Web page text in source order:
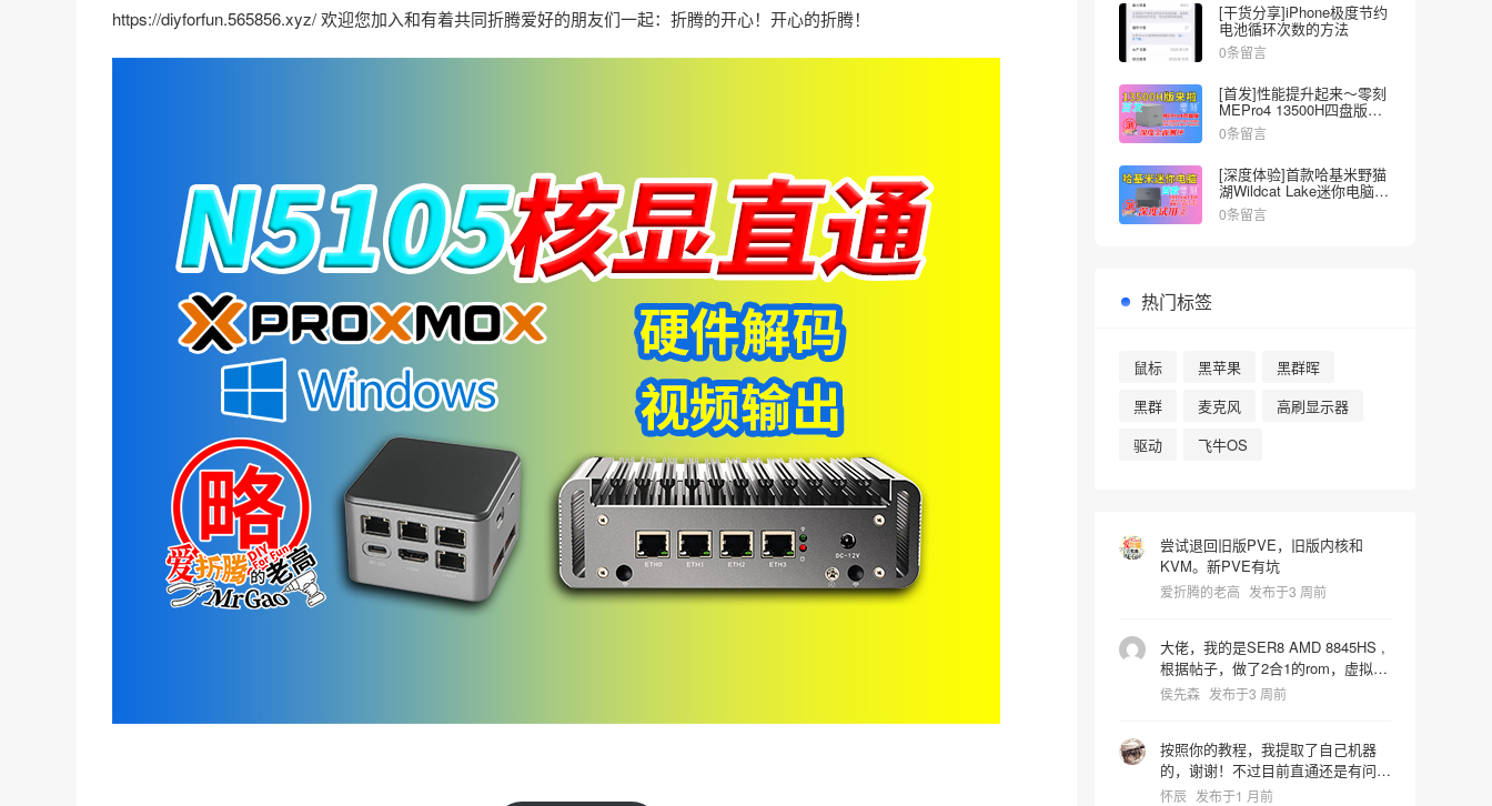
https://diyforfun.565856.xyz/ 欢迎您加入和有着共同折腾爱好的朋友们一起：折腾的开心！开心的折腾！
[干货分享]iPhone极度节约
电池循环次数的方法
0条留言
[首发]性能提升起来～零刻
MEPro4 13500H四盘版
NAS深度全面测试
0条留言
[深度体验]首款哈基米野猫
湖Wildcat Lake迷你电脑来
啦～零刻EQI Core3-304
0条留言
热门标签
鼠标 黑苹果
黑群晖
黑群
麦克风
高刷显示器
驱动
飞牛OS
尝试退回旧版PVE，旧版内核和
KVM。新PVE有坑
爱折腾的老高 发布于3 周前
大佬，我的是SER8 AMD 8845HS ,
根据帖子，做了2合1的rom，虚拟机
启动识别镜像时屏幕就卡死了，宿主
0000:65:00.0,pcie=1,x-
vga=1,romfile=8845HS_vbios.rom
hostpci1: 0000:65:00.1 vga: none
侯先森 发布于3 周前
按照你的教程，我提取了自己机器
的，谢谢！不过目前直通还是有问
题，进系统后核显报43代码错误。
怀辰 发布于1 月前